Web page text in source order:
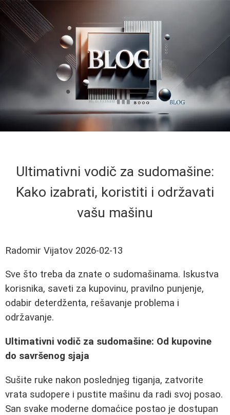
Ultimativni vodič za sudomašine:
Kako izabrati, koristiti i održavati
vašu mašinu
Radomir Vijatov 2026-02-13
Sve što treba da znate o sudomašinama. Iskustva
korisnika, saveti za kupovinu, pravilno punjenje,
odabir deterdženta, rešavanje problema i
održavanje.
Ultimativni vodič za sudomašine: Od kupovine
do savršenog sjaja
Sušite ruke nakon poslednjeg tiganja, zatvorite
vrata sudopere i pustite mašinu da radi svoj posao.
San svake moderne domaćice postao je dostupan